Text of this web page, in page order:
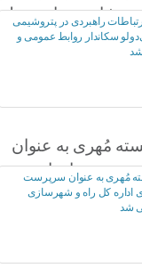
جم؛ امین حاجی‌دولو
عمومی و امور
مُهری به عنوان
راهداری
و شهرسازی
شد